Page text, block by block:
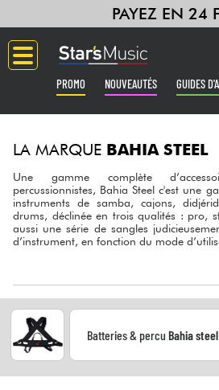
PAYEZ EN 24
PROMO NOUVEAUTÉS GUIDES
Amplis & Effets
Claviers & Pianos
Home Studio
Casques
LA MARQUE BAHIA STEEL
Une gamme complète
percussionnistes, Bahia Steel c'est une
instruments de samba, cajons,
drums, déclinée en trois qualités : pro,
aussi une série de sangles
d’instrument, en fonction du mode
Batteries & percuBahia steel